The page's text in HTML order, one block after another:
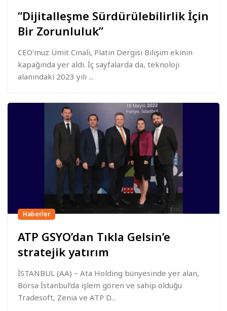
“Dijitalleşme Sürdürülebilirlik İçin
Bir Zorunluluk”
CEO’muz Ümit Cinali, Platin Dergisi Bilişim ekinin
kapağında yer aldı. İç sayfalarda da, teknoloji
alanındaki 2023 yılı ...
Haberler
ATP GSYO’dan Tıkla Gelsin’e
stratejik yatırım
İSTANBUL (AA) – Ata Holding bünyesinde yer alan,
Borsa İstanbul’da işlem gören ve sahip olduğu
Tradesoft, Zenia ve ATP D...